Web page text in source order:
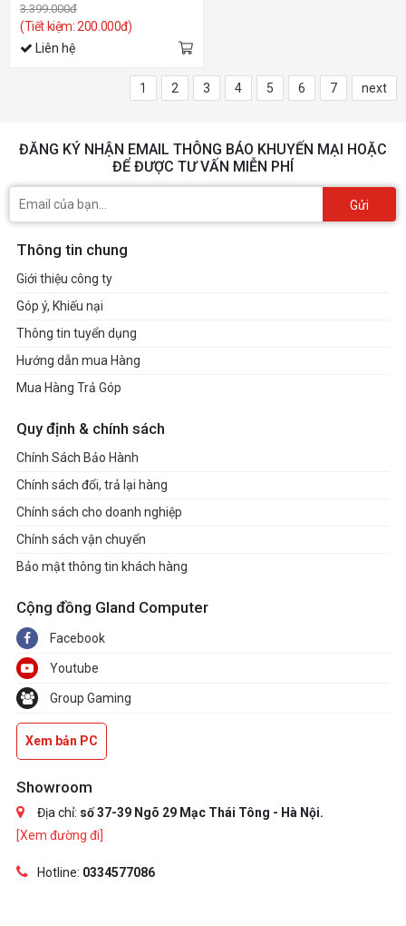
3.399.000đ
(Tiết kiệm: 200.000đ)
Liên hệ
1 2 3 4 5 6 7 next
ĐĂNG KÝ NHẬN EMAIL THÔNG BÁO KHUYẾN MẠI HOẶC
ĐỂ ĐƯỢC TƯ VẤN MIỄN PHÍ
Gửi
Thông tin chung
Giới thiệu công ty
Góp ý, Khiếu nại
Thông tin tuyển dụng
Hướng dẫn mua Hàng
Mua Hàng Trả Góp
Quy định & chính sách
Chính Sách Bảo Hành
Chính sách đổi, trả lại hàng
Chính sách cho doanh nghiệp
Chính sách vận chuyển
Bảo mật thông tin khách hàng
Cộng đồng Gland Computer
Facebook
Youtube
Group Gaming
Xem bản PC
Showroom
Địa chỉ: số 37-39 Ngõ 29 Mạc Thái Tông - Hà Nội.
[Xem đường đi]
Hotline: 0334577086